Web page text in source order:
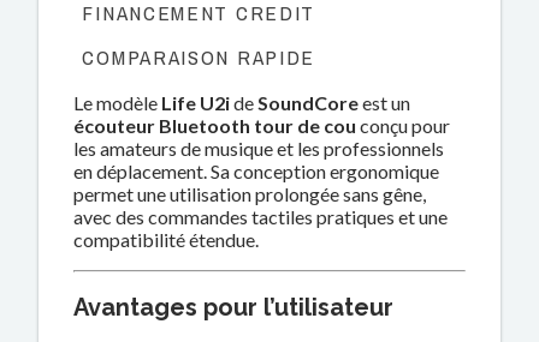
FINANCEMENT CREDIT
COMPARAISON RAPIDE
Le modèle Life U2ideSoundCoreest un
écouteur Bluetooth tour de cou conçu pour
les amateurs de musique et les professionnels
en déplacement. Sa conception ergonomique
permet une utilisation prolongée sans gêne,
avec des commandes tactiles pratiques et une
compatibilité étendue.
Avantages pour l’utilisateur